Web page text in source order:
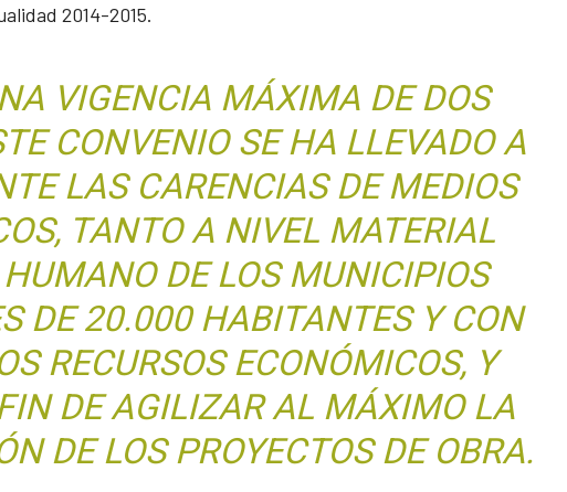
2014-2015.
VIGENCIA MÁXIMA DE DOS
CONVENIO SE HA LLEVADO A
LAS CARENCIAS DE MEDIOS
TANTO A NIVEL MATERIAL
DE LOS MUNICIPIOS
DE 20.000 HABITANTES Y CON
RECURSOS ECONÓMICOS, Y
DE AGILIZAR AL MÁXIMO LA
DE LOS PROYECTOS DE OBRA.